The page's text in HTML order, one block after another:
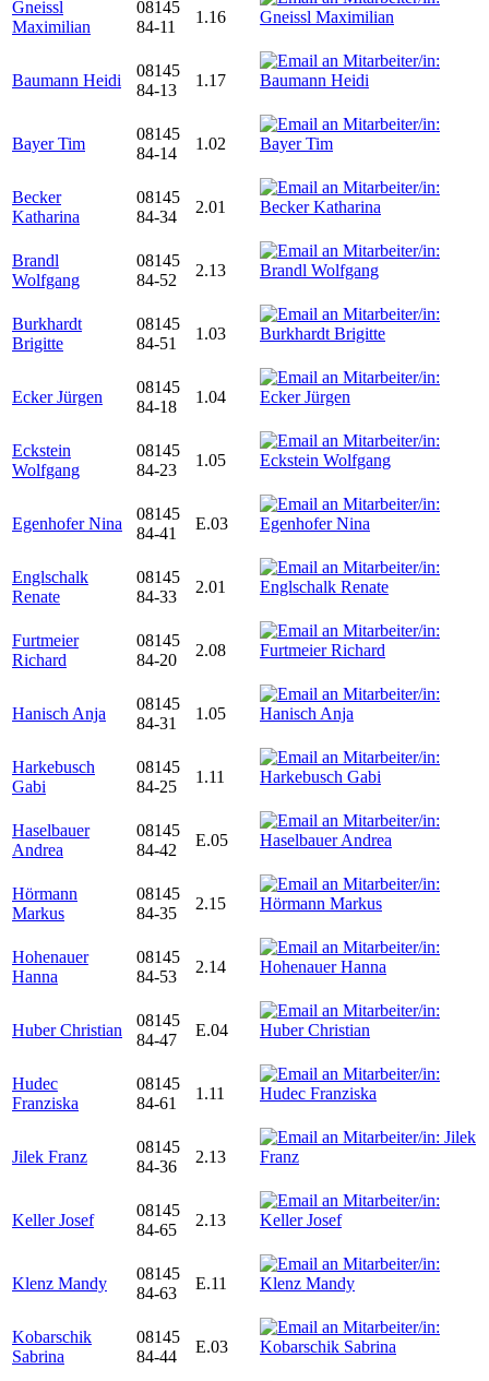
Gneissl
Maximilian
08145
84-11
1.16
Baumann Heidi
08145
84-13
1.17
Bayer Tim
08145
84-14
1.02
Becker
Katharina
08145
84-34
2.01
Brandl
Wolfgang
08145
84-52
2.13
Burkhardt
Brigitte
08145
84-51
1.03
Ecker Jürgen
08145
84-18
1.04
Eckstein
Wolfgang
08145
84-23
1.05
Egenhofer Nina
08145
84-41
E.03
Englschalk
Renate
08145
84-33
2.01
Furtmeier
Richard
08145
84-20
2.08
Hanisch Anja
08145
84-31
1.05
Harkebusch
Gabi
08145
84-25
1.11
Haselbauer
Andrea
08145
84-42
E.05
Hörmann
Markus
08145
84-35
2.15
Hohenauer
Hanna
08145
84-53
2.14
Huber Christian
08145
84-47
E.04
Hudec
Franziska
08145
84-61
1.11
Jilek Franz
08145
84-36
2.13
Keller Josef
08145
84-65
2.13
Klenz Mandy
08145
84-63
E.11
Kobarschik
Sabrina
08145
84-44
E.03